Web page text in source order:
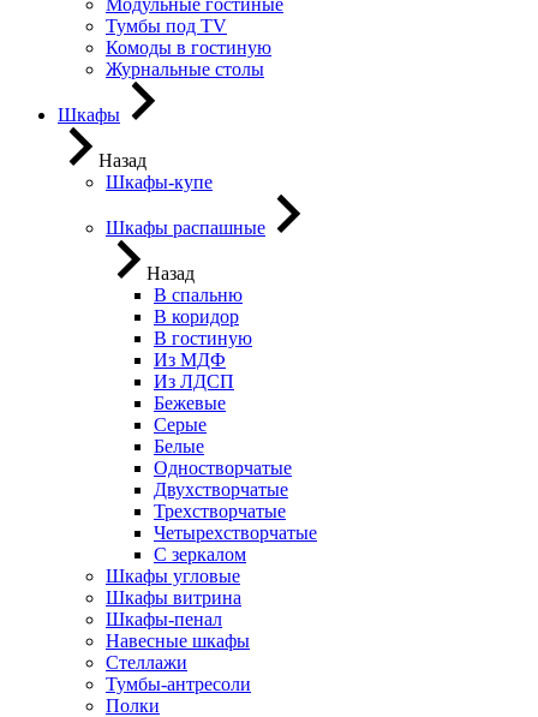
Тумбы под ТV
Комоды в гостиную
Журнальные столы
Шкафы
Назад
Шкафы-купе
Шкафы распашные
Назад
В спальню
В коридор
В гостиную
Из МДФ
Из ЛДСП
Бежевые
Серые
Белые
Одностворчатые
Двухстворчатые
Трехстворчатые
Четырехстворчатые
С зеркалом
Шкафы угловые
Шкафы витрина
Шкафы-пенал
Навесные шкафы
Стеллажи
Тумбы-антресоли
Полки